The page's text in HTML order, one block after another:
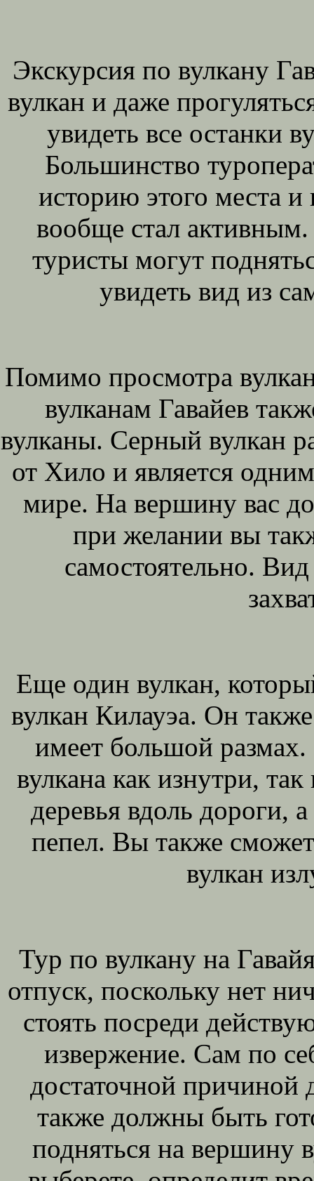
Экскурсия по вулкану
вулкан и даже
увидеть все останки
Большинство
историю этого места
вообще стал
туристы могут
увидеть вид из
Помимо просмотра
вулканам Гавайев
вулканы. Серный вулкан
от Хило и является
мире. На вершину вас
при желании вы
самостоятельно.
Еще один вулкан,
вулкан Килауэа. Он
имеет большой
вулкана как изнутри,
деревья вдоль дороги,
пепел. Вы также
вулкан
Тур по вулкану на
отпуск, поскольку нет
стоять посреди
извержение. Сам по
достаточной причиной
также должны быть
подняться на вершину